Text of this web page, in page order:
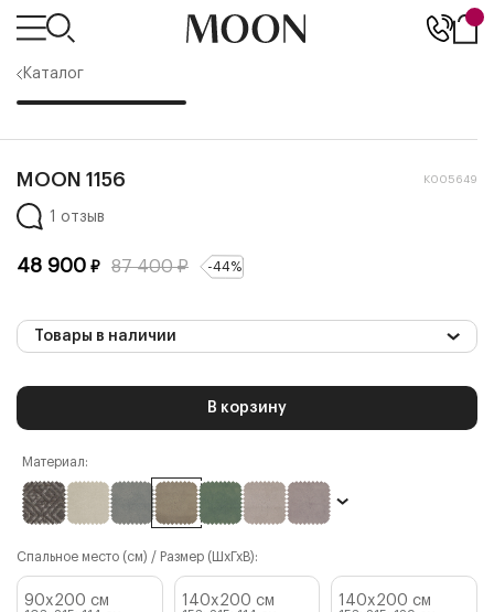
Каталог
MOON 1156 К005649
1 отзыв
48 900 ₽ 87 400₽ -44%
Товары в наличии
В корзину
Материал:
Спальное место (см) / Размер (ШхГхВ):
90x200 см 140x200 см 140x200 см